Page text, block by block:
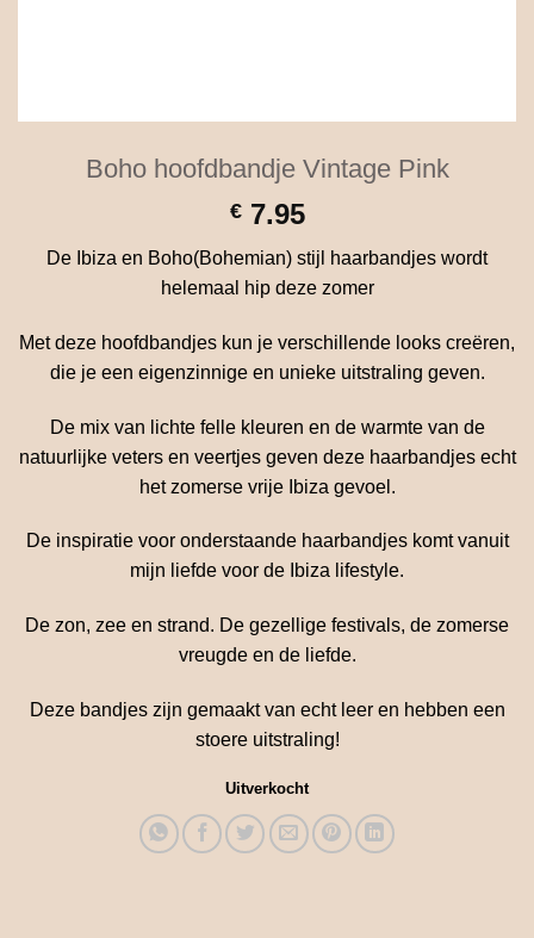
Boho hoofdbandje Vintage Pink
€7.95
De Ibiza en Boho(Bohemian) stijl haarbandjes wordt
helemaal hip deze zomer
Met deze hoofdbandjes kun je verschillende looks creëren,
die je een eigenzinnige en unieke uitstraling geven.
De mix van lichte felle kleuren en de warmte van de
natuurlijke veters en veertjes geven deze haarbandjes echt
het zomerse vrije Ibiza gevoel.
De inspiratie voor onderstaande haarbandjes komt vanuit
mijn liefde voor de Ibiza lifestyle.
De zon, zee en strand. De gezellige festivals, de zomerse
vreugde en de liefde.
Deze bandjes zijn gemaakt van echt leer en hebben een
stoere uitstraling!
Uitverkocht